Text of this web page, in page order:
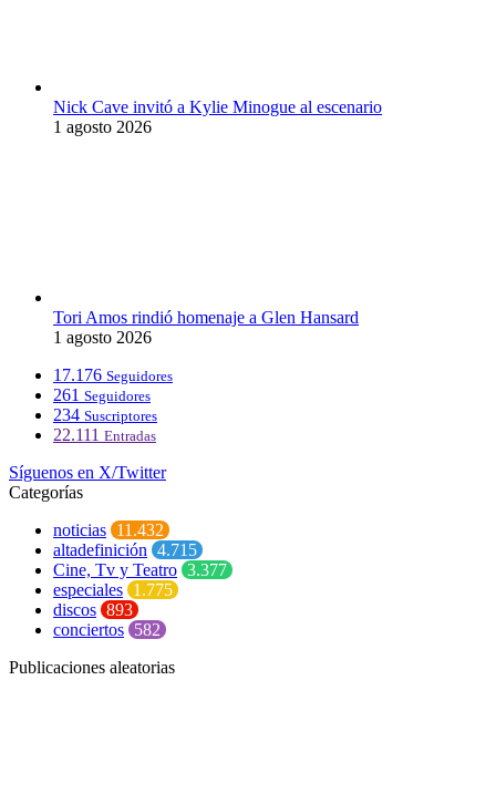
Nick Cave invitó a Kylie Minogue al escenario
1 agosto 2026
Tori Amos rindió homenaje a Glen Hansard
1 agosto 2026
17.176 Seguidores
261 Seguidores
234 Suscriptores
22.111 Entradas
Síguenos en X/Twitter
Categorías
noticias 11.432
altadefinición 4.715
Cine, Tv y Teatro 3.377
especiales 1.775
discos 893
conciertos 582
Publicaciones aleatorias